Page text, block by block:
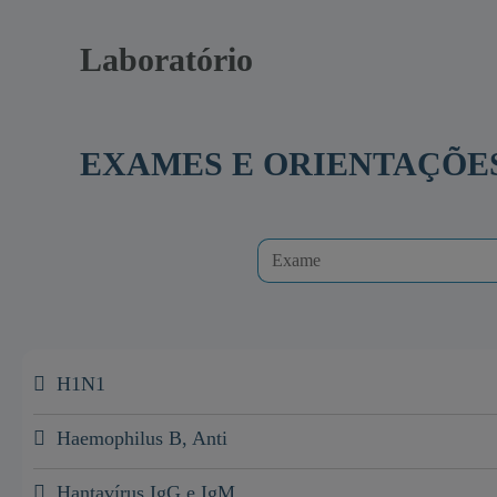
Laboratório
EXAMES E
H1N1
Haemophilus B, Anti
Hantavírus IgG e IgM